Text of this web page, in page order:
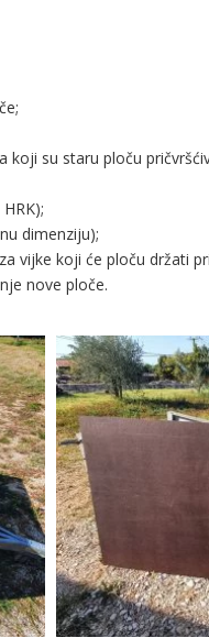
su staru ploču
dimenziju);
vijke koji će ploču držati
nove ploče.